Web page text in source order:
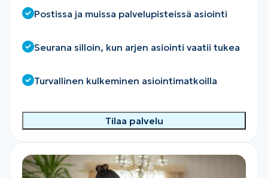
Postissa ja muissa palvelupisteissä asiointi
Seurana silloin, kun arjen asiointi vaatii tukea
Turvallinen kulkeminen asiointimatkoilla
Tilaa palvelu